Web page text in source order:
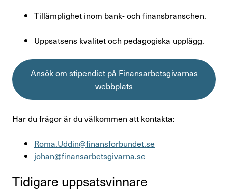
Tillämplighet inom bank- och finansbranschen.
Uppsatsens kvalitet och pedagogiska upplägg.
Ansök om stipendiet på Finansarbetsgivarnas
webbplats
Har du frågor är du välkommen att kontakta:
Roma.Uddin@finansforbundet.se
johan@finansarbetsgivarna.se
Tidi­gare uppsatsvin­nare